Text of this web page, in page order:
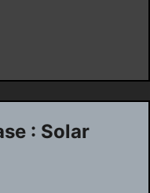
: Solar